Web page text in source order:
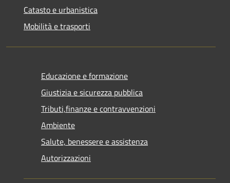
Catasto e urbanistica
Mobilità e trasporti
Educazione e formazione
Giustizia e sicurezza pubblica
Tributi,finanze e contravvenzioni
Ambiente
Salute, benessere e assistenza
Autorizzazioni